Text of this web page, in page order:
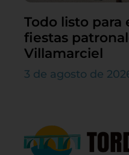
Todo listo para
fiestas
Villamarciel
3 de agosto de